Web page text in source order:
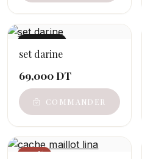
NOUVEAU
set darine
69,000 DT
COMMANDER
−50%